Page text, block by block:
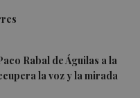
Rabal de Águilas a la
la voz y la mirada